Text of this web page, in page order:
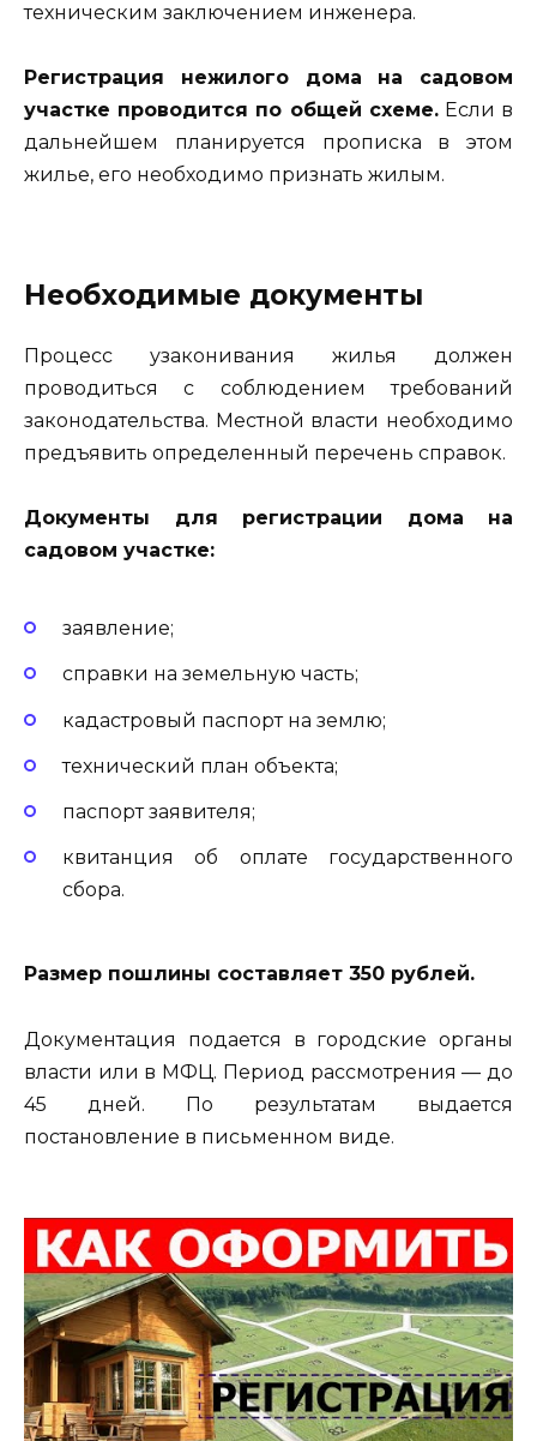
техническим заключением инженера.
Регистрация нежилого дома на садовом
участке проводится по общей схеме.Если в
дальнейшем планируется прописка в этом
жилье, его необходимо признать жилым.
Необходимые документы
Процесс узаконивания жилья должен
проводиться с соблюдением требований
законодательства. Местной власти необходимо
предъявить определенный перечень справок.
Документы для регистрации дома на
садовом участке:
заявление;
справки на земельную часть;
кадастровый паспорт на землю;
технический план объекта;
паспорт заявителя;
квитанция об оплате государственного
сбора.
Размер пошлины составляет 350 рублей.
Документация подается в городские органы
власти или в МФЦ. Период рассмотрения — до
45 дней. По результатам выдается
постановление в письменном виде.